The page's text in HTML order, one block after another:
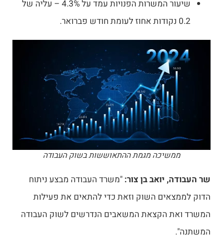
שיעור המשרות הפנויות עמד על 4.3% – עליה של
0.2 נקודות אחוז לעומת חודש פברואר.
ממשיכה מגמת ההתאוששות בשוק העבודה
שר העבודה, יואב בן צור: "משרד העבודה מבצע ניתוח
הדוק לממצאים השוק וזאת כדי להתאים את פעילות
המשרד ואת הקצאת המשאבים הנדרשים לשוק העבודה
המשתנה".